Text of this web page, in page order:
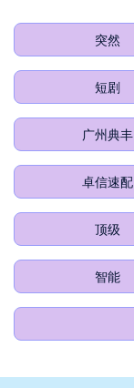
突然
短剧
广州典丰
卓信速配
顶级
智能